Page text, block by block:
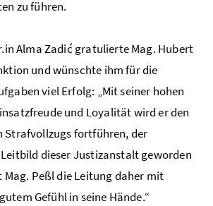
zu führen.
Alma Zadić gratulierte Mag. Hubert
und wünschte ihm für die
viel Erfolg: „Mit seiner hohen
und Loyalität wird er den
Strafvollzugs fortführen, der
dieser Justizanstalt geworden
Mag. Peßl die Leitung daher mit
Gefühl in seine Hände.“